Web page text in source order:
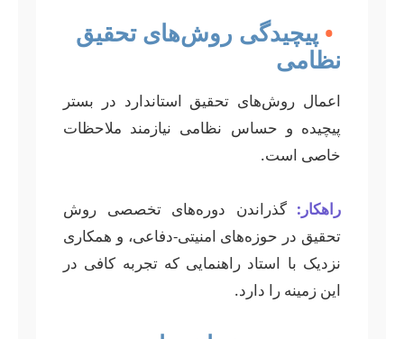
• پیچیدگی روش‌های تحقیق
نظامی
اعمال روش‌های تحقیق استاندارد در بستر
پیچیده و حساس نظامی نیازمند ملاحظات
خاصی است.
راهکار: گذراندن دوره‌های تخصصی روش
تحقیق در حوزه‌های امنیتی-دفاعی، و همکاری
نزدیک با استاد راهنمایی که تجربه کافی در
این زمینه را دارد.